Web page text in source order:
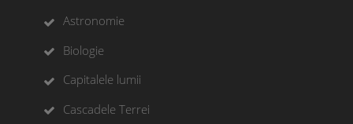
Astronomie
Biologie
Capitalele lumii
Cascadele Terrei